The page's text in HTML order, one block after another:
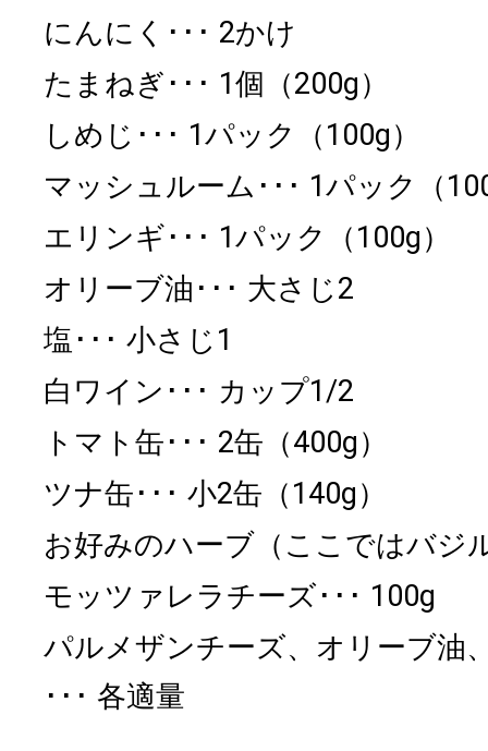
にんにく
2かけ
たまねぎ
1個（200g）
しめじ
1パック（100g）
マッシュルーム
1パック（
エリンギ
1パック（100g）
オリーブ油
大さじ2
塩
小さじ1
白ワイン
カップ1/2
トマト缶
2缶（400g）
ツナ缶
小2缶（140g）
お好みのハーブ（ここではバジ
モッツァレラチーズ
100g
パルメザンチーズ、オリーブ油
各適量